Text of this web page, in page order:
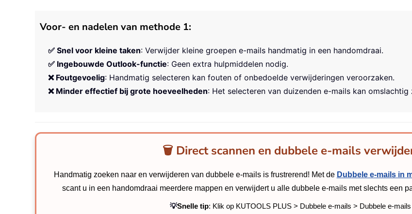
Voor- en nadelen van methode 1:
✅ Snel voor kleine taken: Verwijder kleine groepen e-mails handmatig in een handomdraai.
✅ Ingebouwde Outlook-functie: Geen extra hulpmiddelen nodig.
❌ Foutgevoelig: Handmatig selecteren kan fouten of onbedoelde verwijderingen veroorzaken.
❌ Minder effectief bij grote hoeveelheden: Het selecteren van duizenden e-mails kan omslachtig
🗑️ Direct scannen en dubbele e-mails
Handmatig zoeken naar en verwijderen van dubbele e-mails is frustrerend! Met de Dubbele e-mails in
scant u in een handomdraai meerdere mappen en verwijdert u alle dubbele e-mails met slechts een
💡Snelle tip: Klik op KUTOOLS PLUS > Dubbele e-mails > Dubbele e-